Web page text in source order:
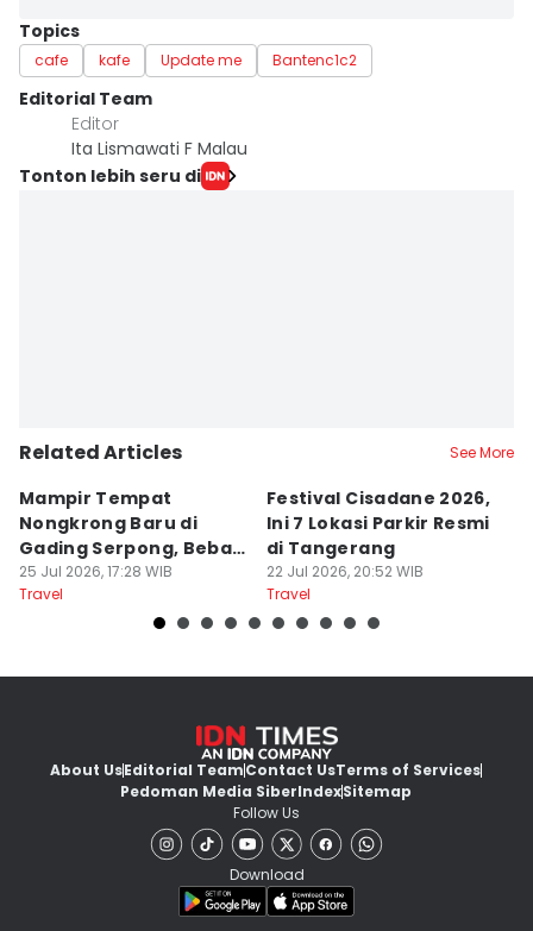
Topics
cafe kafe Update me Bantenc1c2
Editorial Team
Editor
Ita Lismawati F Malau
Tonton lebih seru di
Related Articles See More
Mampir Tempat
Nongkrong Baru di
Gading Serpong, Bebas
Bayar Parkir
25 Jul 2026, 17:28 WIB
Travel
Festival Cisadane 2026,
Ini 7 Lokasi Parkir Resmi
di Tangerang
22 Jul 2026, 20:52 WIB
Travel
About UsEditorial TeamContact UsTerms of Services
Pedoman Media SiberIndexSitemap
Follow Us
Download